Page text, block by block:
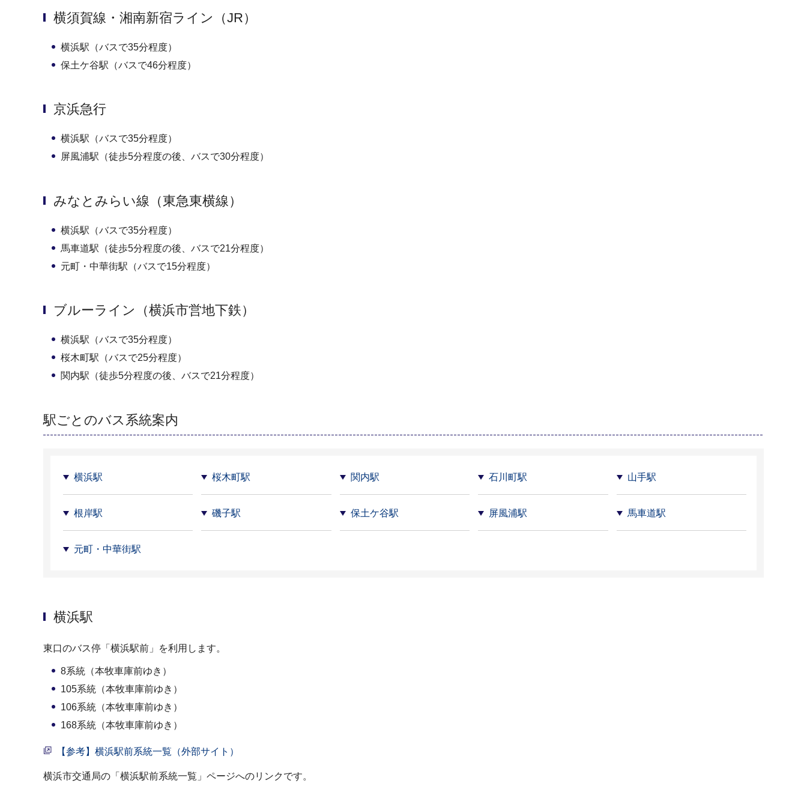
横須賀線・湘南新宿ライン（JR）
横浜駅（バスで35分程度）
保土ケ谷駅（バスで46分程度）
京浜急行
横浜駅（バスで35分程度）
屏風浦駅（徒歩5分程度の後、バスで30分程度）
みなとみらい線（東急東横線）
横浜駅（バスで35分程度）
馬車道駅（徒歩5分程度の後、バスで21分程度）
元町・中華街駅（バスで15分程度）
ブルーライン（横浜市営地下鉄）
横浜駅（バスで35分程度）
桜木町駅（バスで25分程度）
関内駅（徒歩5分程度の後、バスで21分程度）
駅ごとのバス系統案内
横浜駅 桜木町駅 関内駅 石川町駅 山手駅
根岸駅 磯子駅 保土ケ谷駅 屏風浦駅 馬車道駅
元町・中華街駅
横浜駅
東口のバス停「横浜駅前」を利用します。
8系統（本牧車庫前ゆき）
105系統（本牧車庫前ゆき）
106系統（本牧車庫前ゆき）
168系統（本牧車庫前ゆき）
【参考】横浜駅前系統一覧（外部サイト）
横浜市交通局の「横浜駅前系統一覧」ページへのリンクです。